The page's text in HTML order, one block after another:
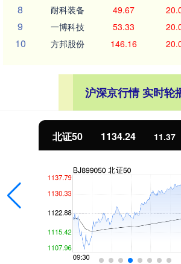
8 耐科装备 49.67
9 一博科技 53.33
10 方邦股份 146.16
沪深京行情 实时轮
北证50 1134.24 11.37